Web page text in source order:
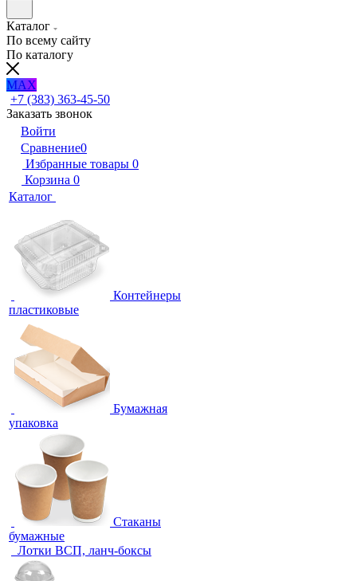
Каталог
По всему сайту
По каталогу
MAX
+7 (383) 363-45-50
Заказать звонок
Войти
Сравнение0
Избранные товары 0
Корзина 0
Каталог
Контейнеры
пластиковые
Бумажная
упаковка
Стаканы
бумажные
Лотки ВСП, ланч-боксы